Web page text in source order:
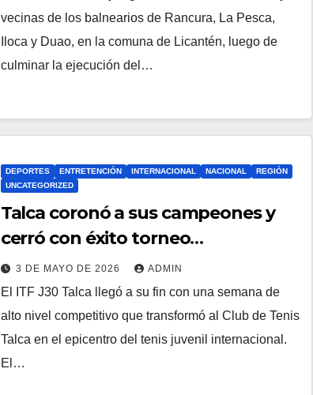
vecinas de los balnearios de Rancura, La Pesca,
Iloca y Duao, en la comuna de Licantén, luego de
culminar la ejecución del…
DEPORTES ENTRETENCIÓN INTERNACIONAL NACIONAL
REGIÓN
UNCATEGORIZED
Talca coronó a sus campeones y
cerró con éxito torneo
internacional junior
3 DE MAYO DE 2026 ADMIN
El ITF J30 Talca llegó a su fin con una semana de
alto nivel competitivo que transformó al Club de Tenis
Talca en el epicentro del tenis juvenil internacional.
El…